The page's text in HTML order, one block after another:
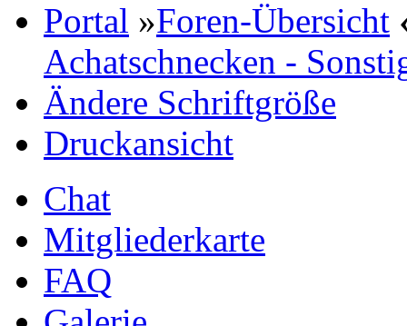
Portal »Foren-Übersicht
Achatschnecken -
Ändere Schriftgröße
Druckansicht
Chat
Mitgliederkarte
FAQ